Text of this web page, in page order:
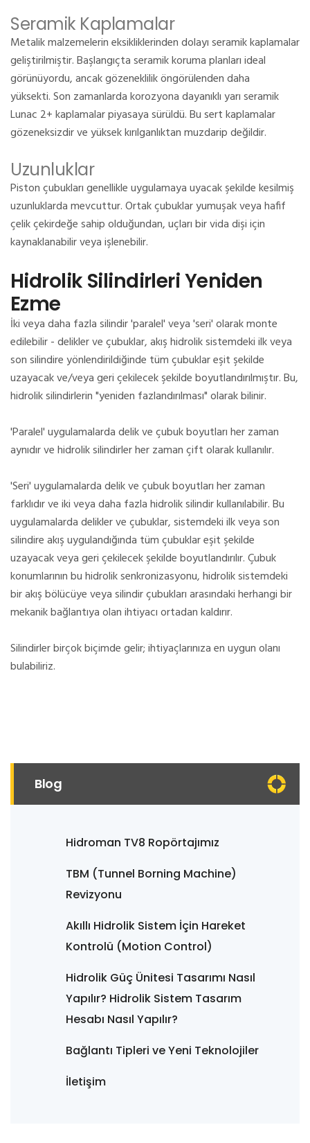
Seramik Kaplamalar
Metalik malzemelerin eksikliklerinden dolayı seramik kaplamalar
geliştirilmiştir.Başlangıçta seramik koruma planları ideal
görünüyordu, ancak gözeneklilik öngörülenden daha
yüksekti.Son zamanlarda korozyona dayanıklı yarı seramik
Lunac 2+ kaplamalar piyasaya sürüldü.Bu sert kaplamalar
gözeneksizdir ve yüksek kırılganlıktan muzdarip değildir.
Uzunluklar
Piston çubukları genellikle uygulamaya uyacak şekilde kesilmiş
uzunluklarda mevcuttur.Ortak çubuklar yumuşak veya hafif
çelik çekirdeğe sahip olduğundan, uçları bir vida dişi için
kaynaklanabilir veya işlenebilir.
Hidrolik Silindirleri Yeniden
Ezme
İki veya daha fazla silindir 'paralel' veya 'seri' olarak monte
edilebilir - delikler ve çubuklar, akış hidrolik sistemdeki ilk veya
son silindire yönlendirildiğinde tüm çubuklar eşit şekilde
uzayacak ve/veya geri çekilecek şekilde boyutlandırılmıştır.Bu,
hidrolik silindirlerin "yeniden fazlandırılması" olarak bilinir.
'Paralel' uygulamalarda delik ve çubuk boyutları her zaman
aynıdır ve hidrolik silindirler her zaman çift olarak kullanılır.
'Seri' uygulamalarda delik ve çubuk boyutları her zaman
farklıdır ve iki veya daha fazla hidrolik silindir kullanılabilir.Bu
uygulamalarda delikler ve çubuklar, sistemdeki ilk veya son
silindire akış uygulandığında tüm çubuklar eşit şekilde
uzayacak veya geri çekilecek şekilde boyutlandırılır.Çubuk
konumlarının bu hidrolik senkronizasyonu, hidrolik sistemdeki
bir akış bölücüye veya silindir çubukları arasındaki herhangi bir
mekanik bağlantıya olan ihtiyacı ortadan kaldırır.
Silindirler birçok biçimde gelir;ihtiyaçlarınıza en uygun olanı
bulabiliriz.
Blog
Hidroman TV8 Ropörtajımız
TBM (Tunnel Borning Machine)
Revizyonu
Akıllı Hidrolik Sistem İçin Hareket
Kontrolü (Motion Control)
Hidrolik Güç Ünitesi Tasarımı Nasıl
Yapılır? Hidrolik Sistem Tasarım
Hesabı Nasıl Yapılır?
Bağlantı Tipleri ve Yeni Teknolojiler
İletişim